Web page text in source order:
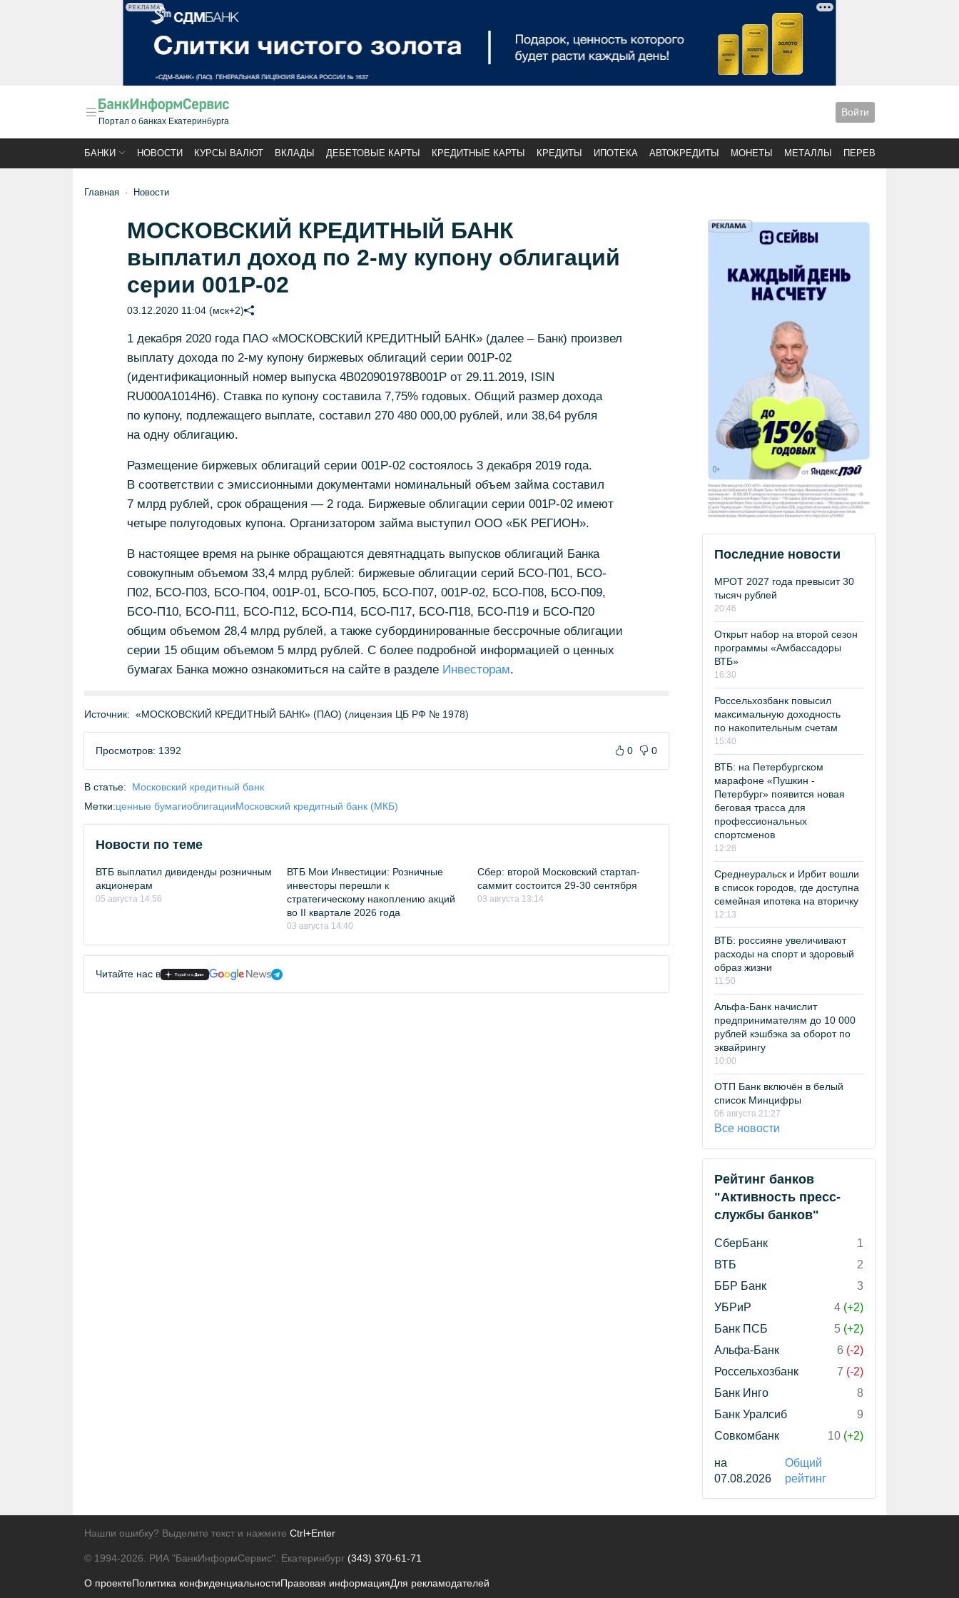
РЕКЛАМА
Портал о банках Екатеринбурга
Войти
БАНКИ НОВОСТИ КУРСЫ ВАЛЮТ ВКЛАДЫ ДЕБЕТОВЫЕ КАРТЫ КРЕДИТНЫЕ КАРТЫ КРЕДИТЫ ИПОТЕКА АВТОКРЕДИТЫ МОНЕТЫ МЕТАЛЛЫ ПЕРЕВОДЫ
Главная Новости
МОСКОВСКИЙ КРЕДИТНЫЙ БАНК
выплатил доход по 2-му купону облигаций
серии 001P-02
03.12.2020 11:04 (мск+2)
1 декабря 2020 года ПАО «МОСКОВСКИЙ КРЕДИТНЫЙ БАНК» (далее – Банк) произвел
выплату дохода по 2-му купону биржевых облигаций серии 001Р-02
(идентификационный номер выпуска 4B020901978B001P от 29.11.2019, ISIN
RU000A1014H6). Ставка по купону составила 7,75% годовых. Общий размер дохода
по купону, подлежащего выплате, составил 270 480 000,00 рублей, или 38,64 рубля
на одну облигацию.
Размещение биржевых облигаций серии 001Р-02 состоялось 3 декабря 2019 года.
В соответствии с эмиссионными документами номинальный объем займа составил
7 млрд рублей, срок обращения — 2 года. Биржевые облигации серии 001Р-02 имеют
четыре полугодовых купона. Организатором займа выступил ООО «БК РЕГИОН».
В настоящее время на рынке обращаются девятнадцать выпусков облигаций Банка
совокупным объемом 33,4 млрд рублей: биржевые облигации серий БСО-П01, БСО-
П02, БСО-П03, БСО-П04, 001Р-01, БСО-П05, БСО-П07, 001Р-02, БСО-П08, БСО-П09,
БСО-П10, БСО-П11, БСО-П12, БСО-П14, БСО-П17, БСО-П18, БСО-П19 и БСО-П20
общим объемом 28,4 млрд рублей, а также субординированные бессрочные облигации
серии 15 общим объемом 5 млрд рублей. С более подробной информацией о ценных
бумагах Банка можно ознакомиться на сайте в разделе Инвесторам.
Источник: «МОСКОВСКИЙ КРЕДИТНЫЙ БАНК» (ПАО) (лицензия ЦБ РФ № 1978)
Просмотров: 1392 0 0
В статье:
Московский кредитный банк
Метки:ценные бумагиоблигацииМосковский кредитный банк (МКБ)
Новости по теме
ВТБ выплатил дивиденды розничным
акционерам
05 августа 14:56
ВТБ Мои Инвестиции: Розничные
инвесторы перешли к
стратегическому накоплению акций
во II квартале 2026 года
03 августа 14:40
Сбер: второй Московский стартап-
саммит состоится 29-30 сентября
03 августа 13:14
Читайте нас в
Последние новости
МРОТ 2027 года превысит 30
тысяч рублей
20:46
Открыт набор на второй сезон
программы «Амбассадоры
ВТБ»
16:30
Россельхозбанк повысил
максимальную доходность
по накопительным счетам
15:40
ВТБ: на Петербургском
марафоне «Пушкин -
Петербург» появится новая
беговая трасса для
профессиональных
спортсменов
12:28
Среднеуральск и Ирбит вошли
в список городов, где доступна
семейная ипотека на вторичку
12:13
ВТБ: россияне увеличивают
расходы на спорт и здоровый
образ жизни
11:50
Альфа-Банк начислит
предпринимателям до 10 000
рублей кэшбэка за оборот по
эквайрингу
10:00
ОТП Банк включён в белый
список Минцифры
06 августа 21:27
Все новости
Рейтинг банков
"Активность пресс-
службы банков"
СберБанк
1
ВТБ
2
ББР Банк
3
УБРиР
4 (+2)
Банк ПСБ
5 (+2)
Альфа-Банк
6 (-2)
Россельхозбанк
7 (-2)
Банк Инго
8
Банк Уралсиб
9
Совкомбанк
10 (+2)
на
07.08.2026
Общий
рейтинг
Нашли ошибку? Выделите текст и нажмите Ctrl+Enter
© 1994-2026. РИА "БанкИнформСервис". Екатеринбург (343) 370-61-71
О проектеПолитика конфиденциальностиПравовая информацияДля рекламодателей